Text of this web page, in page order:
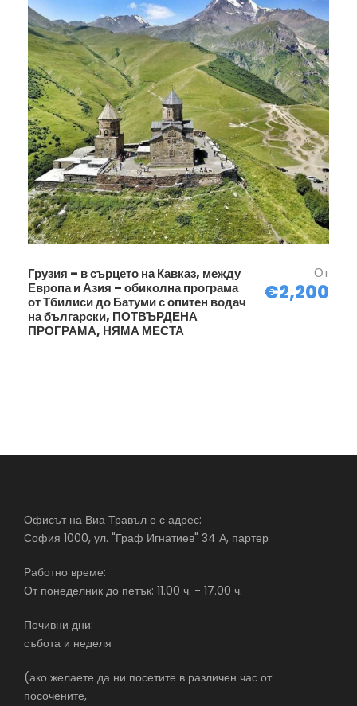
Грузия – в сърцето на Кавказ, между
Европа и Азия – обиколна програма
от Тбилиси до Батуми с опитен водач
на български, ПОТВЪРДЕНА
ПРОГРАМА, НЯМА МЕСТА
От
€2,200
Офисът на Виа Травъл е с адрес:
София 1000, ул. "Граф Игнатиев" 34 А, партер
Работно време:
От понеделник до петък: 11.00 ч. - 17.00 ч.
Почивни дни:
събота и неделя
(ако желаете да ни посетите в различен час от
посочените,